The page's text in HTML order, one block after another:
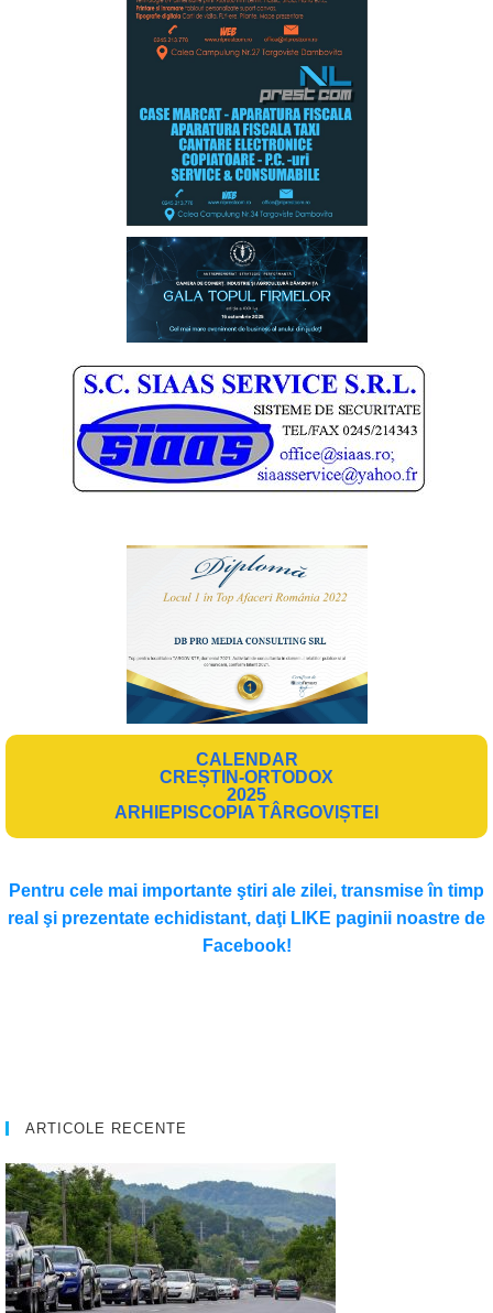
CALENDAR
CREȘTIN-ORTODOX
2025
ARHIEPISCOPIA TÂRGOVIȘTEI
Pentru cele mai importante ştiri ale zilei, transmise în timp
real şi prezentate echidistant, daţi LIKE paginii noastre de
Facebook!
ARTICOLE RECENTE